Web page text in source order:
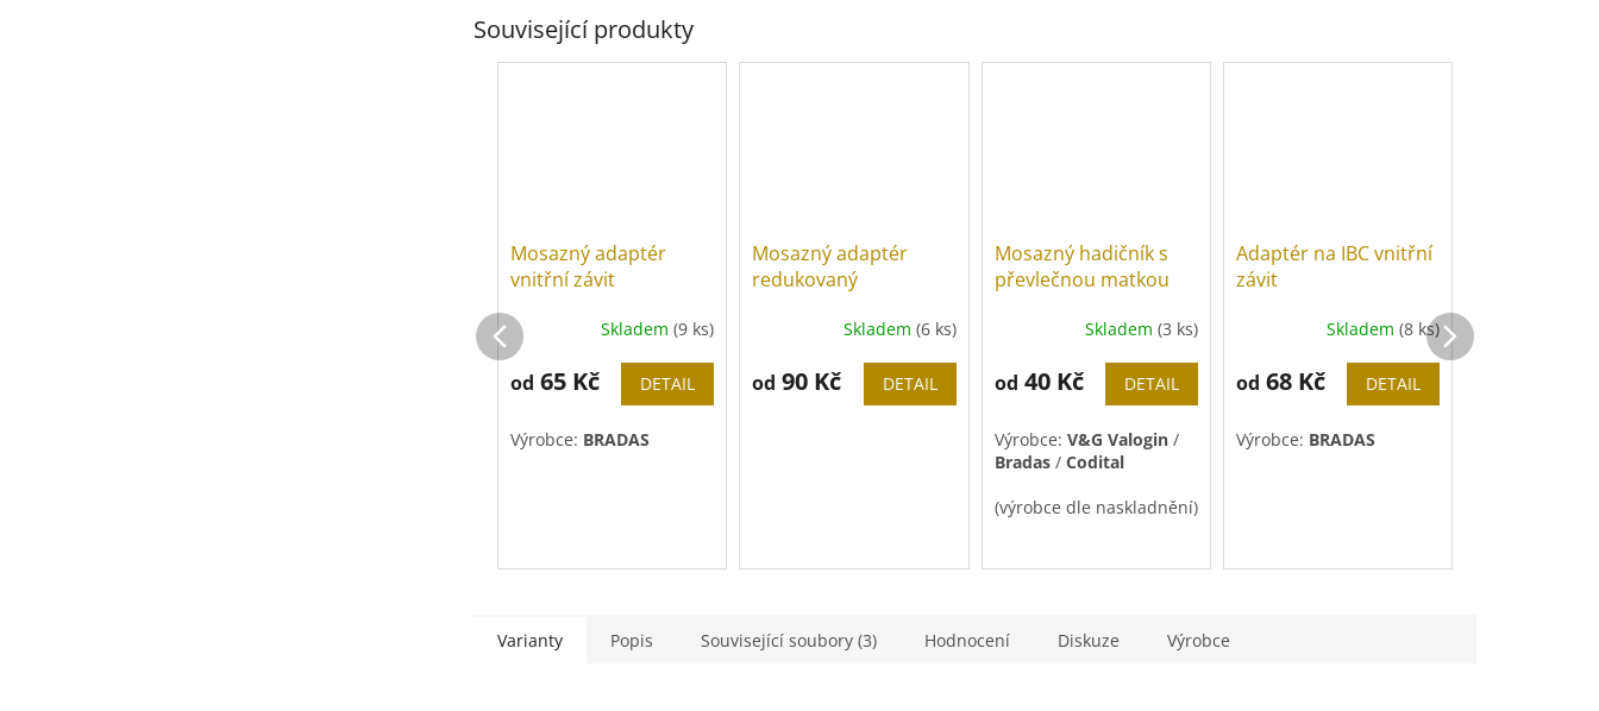
Související produkty
Mosazný adaptér
vnitřní závit
Skladem(9 ks)
od 65 Kč DETAIL
Výrobce: BRADAS
Mosazný adaptér
redukovaný
Skladem (6 ks)
od 90 Kč DETAIL
Mosazný hadičník s
převlečnou matkou
produktu
z
5
Skladem (3 ks)
od 40 Kč DETAIL
Výrobce: V&G Valogin/
Bradas/Codital
(výrobce dle naskladnění)
Adaptér na IBC vnitřní
závit
Skladem (8 ks)
od 68 Kč DETAIL
Výrobce: BRADAS
Varianty Popis Související soubory (3) Hodnocení Diskuze Výrobce